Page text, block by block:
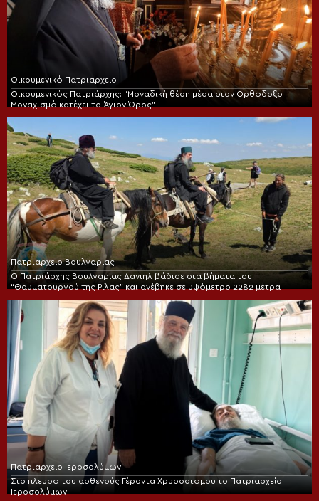
Οικουμενικό Πατριαρχείο
Οικουμενικός Πατριάρχης: “Μοναδική θέση μέσα στον Ορθόδοξο
Μοναχισμό κατέχει το Άγιον Όρος”
Πατριαρχείο Βουλγαρίας
Ο Πατριάρχης Βουλγαρίας Δανιήλ βάδισε στα βήματα του
“Θαυματουργού της Ρίλας” και ανέβηκε σε υψόμετρο 2282 μέτρα
Πατριαρχείο Ιεροσολύμων
Στο πλευρό του ασθενούς Γέροντα Χρυσοστόμου το Πατριαρχείο
Ιεροσολύμων